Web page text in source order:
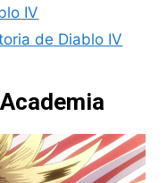
IV
de Diablo IV